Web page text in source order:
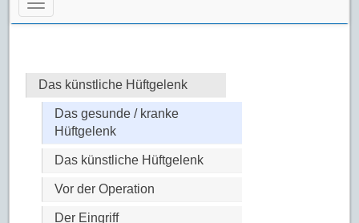
Das künstliche Hüftgelenk
Das gesunde / kranke
Hüftgelenk
Das künstliche Hüftgelenk
Vor der Operation
Der Eingriff